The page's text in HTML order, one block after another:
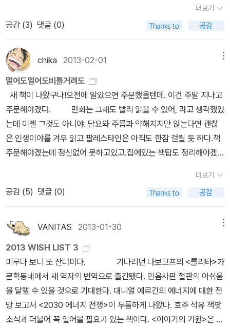
어난 오카모토 고조를 위시한 일본적군의 텔아비브 공항 총기 난사
사건과 오카모토 고조의 인터뷰이며, 다시 이야기를 거슬러 올라가,
나가고 있다. 그래서 책의 초반에는 사건 중심이 아니라, 이들의 어떤
이데올로기, 내부의 논리에 대한 이야기가 나와 약간은 지루하게 느
껴질 수 있는데, 저자의 입장에서는 이는 꼭 필요한 이야기이다. 왜냐
하면 이들의 내부논리를 어느 정도 알지 못한 상태에서 이 연합적군
의 '숙청'이라는 사건에 다다르면, 우리는 그 사건을 피상적으로 이해
할 수 밖에 없기 때문이다. 두 번째 미덕은 책의 저자 퍼트리샤 스태인
호프가 외부인이라는 점이다. 사건은 1972년에 세상에 드러났고, 그
로부터 약 40여년 간의 시간이 흘렀다. 그동안 일본의 각계에서 이
은 수많은 소설 및 영화, 만화 등이 나왔다(와카마쓰 고지의 영화 <실
록 연합적군>이나 야마모토 나오키의 만화 <레드> 같은 것이 그 예
이다). 또한 사건의 주범격인 사카구치 히로시 등 수많은 관련자들이
아직도 옥중에서 혹은 외부에서 살아 있으며, 이들은 사건 후 '자기 비
판'을 포함한 여러 이야기들을 꾸준히 쏟아내고 있기도 하다. 그런데
이러한 것들에 공통점이 있다면 이는 모두 일본 내에서 만들어진 이
야기들인 바, 이는 그 사건이 전후 일본사회에 끼친 영향력을 생각해
볼 때, 어쩌면 넓게 보면 모두 당사자들의 이야기들일 수 있다는 점을
말해준다. 그러나 이 스태인호프 교수는 다르다. 그는 미국인이며 이
사건들과 전혀 아무런 관련성이 없다. 그것은 단순히 국가적인 구분
을 넘어서, 그녀가 미국인으로서의 정체성을 이 책에서 공공연하게
더더욱 지당하다. -버트런드 러셀, <게으름에 대한 찬양> 中에서 이
숙청은 결코 우발적으로 행해진 광기의 잔치가 아니었다. 그것은 집
단구성원들의 민주적인 결정에 의해 이성적이고 합리적으로 진행
된 사건이었다. 급박했던 당시 상황 속에서 숙청이 하나의 기이한 유
행으로 자리잡게 된 심리적 메커니즘 역시 어떤 고유의 '맥락'을 가지
고 있는 듯이 보인다. 폐쇄 사회 안에서 배출되지 못하고 쌓여가는 공
격적인 에너지가 바야흐로 임계점에 육박했을 때, 그것을 어떻게든
내부적으로 소진시키기 위해 자연발생적으로 융성하게 된 집단적 향
유의 극단적 형식이 곧 숙청이었다고 해석해 볼 수 있지 않을까. 과
연 이성은 무엇이고 비이성은 무엇이며 그 둘을 가르는 기준은 무엇
일까. 이성과 비이성이란 차라리 뫼비우스의 띠의 안팎과도 같은 것
아닐지. 저자의 말대로 이 사건에 대해 평가할 수 있는 것은 '단지 어
떤 사람이 헤엄을 치다 너무 멀리까지 가버렸다는 것' 뿐이다. 그러나
이 '멀리'라고 하는 공간적 간격 역시 따지고 보면 주관적인 기준점으
로부터 상정되는 지극히 상대적인 개념이 아닌가. 그렇다면 이렇게도
말해볼 수 있겠다. 어쩌면 신체 학대와 고문과 살인을 인간이 저지를
수 있는 더없이 끔찍한 최악의 행위로 파악하는 현대사회야말로 ‘헤
엄을 치다 너무 멀리까지 가버린’ 상태인지 모른다고. 연합적군 사건
인류학적으로 풀어냄으로써 새로운 시각으로 북한을 볼 수 있게 한
점이 마음에 들었다. 2. <적군파>. 퍼트리샤 스테인호프. 임
정은 역. 교양인. 하와이대 사회학과 교수인 퍼트리샤 스테인호프가
일본의 적군파에 대한 연구결과를 모은 책인 <적군파>가 2013년 번
역됐다. 처음엔 '일본의 공산조직'이라는 정도의 단편적 지식만 갖고
있었던 터라 읽어 볼 생각도 안했는데, 도서관에서 신착자료에 꼽힌
것을 집어들고 몇 페이지 읽다 집으로 데려오고야 만 그 책이다. 일본
대학생들이 혁명을 부르짖으며 그들 스스로를 '총화'한다는 명목으로
동료들에게 잔인한 폭력을 왜 가했는지, 어떻게 그럴 수 있었는지를
설득력있게 풀어 낸 책이다. 이 책을 읽은 후 일본에서 2007년 만들
어진 와카마츠 코지 감독의 '실록 연합적군'이란 영화도 참고해봤는데
책을 읽은 후라 몰입도도 높고 내용 이해도 아주 잘 됐다. 일본 공산당
을 이해한다기 보다는 세계사에 이런 일도 있었구나 하는 정도로 알
조국의 미래를 걱정하며 쓴 책인 <워싱턴 룰>은 더 이상 미국이 전쟁
일변도인 국제정책을 종식하고 좀 더 평화적인 세계의 '관리'로 나아
가기를 바라는 내용이다. 미국을 국제적 분쟁과 전쟁의 한복판으로
내모는 세력들은 누구이며 이들을 비호하는 정치세력은 어떻게 답합
하고 있는지를 알려주는 책이다. 저자는 서문에서 한국도 너무 미국
한테 기대서는 안되며, 미국이 언젠가는 한국에서 주한미군을 철수하
고 자국의 이익을 위해 어느때든 발을 뺄 수 있음을 알아야 한다고 지
더보기
공감 (3) 댓글 (0)
chika 2013-02-01
멀어도얼어도비틀거려도
새 책이 나왔구나!오전에 알았으면 주문했을텐데. 이건 주말 지나고
주문해야겠다. 만화는 그래도 빨리 읽을 수 있어, 라고 생각했었
는데 이젠 그것도 아니야. 담요와 주름과 약해지지만 않는다면 괜찮
은 인생이야를 겨우 읽고 팔레스타인은 아직도 한참 걸릴 듯 하다.책
주문해야겠는데 정신없어 못하고있고.집에있는 책탑도 정리해야겠는
더보기
공감 (5) 댓글 (0)
VANITAS 2013-01-30
2013 WISH LIST 3
미루다 보니 또 산더미다. 기다리던 나보코프의 <롤리타>가
문학동네에서 새 역자의 번역으로 출간됐다. 민음사판 절판의 아쉬움
을 달랠 수 있을 것으로 기대한다. 대니얼 예르긴의 에너지에 대한 전
망 보고서 <2030 에너지 전쟁>이 두툼하게 나왔다. 호주 석유 잭팟
소식과 더불어 꼭 일어볼 필요가 있는 책이다. <이야기의 기원>은 문